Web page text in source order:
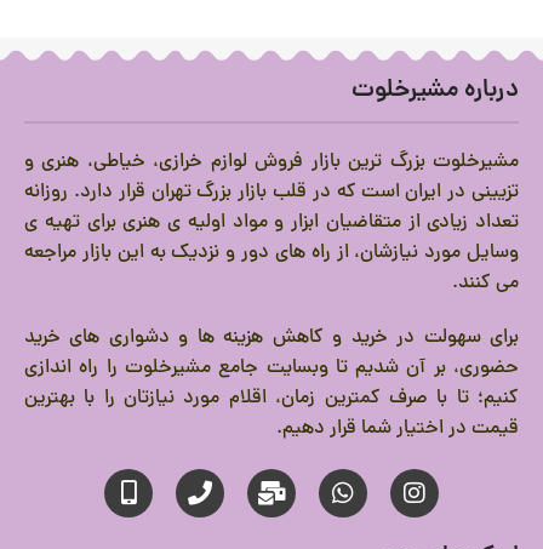
درباره مشیرخلوت
مشیرخلوت بزرگ ترین بازار فروش لوازم خرازی، خیاطی، هنری و
تزیینی در ایران است که در قلب بازار بزرگ تهران قرار دارد. روزانه
تعداد زیادی از متقاضیان ابزار و مواد اولیه ی هنری برای تهیه ی
وسایل مورد نیازشان، از راه های دور و نزدیک به این بازار مراجعه
می کنند.
برای سهولت در خرید و کاهش هزینه ها و دشواری های خرید
حضوری، بر آن شدیم تا وبسایت جامع مشیرخلوت را راه اندازی
کنیم؛ تا با صرف کمترین زمان، اقلام مورد نیازتان را با بهترین
قیمت در اختیار شما قرار دهیم.